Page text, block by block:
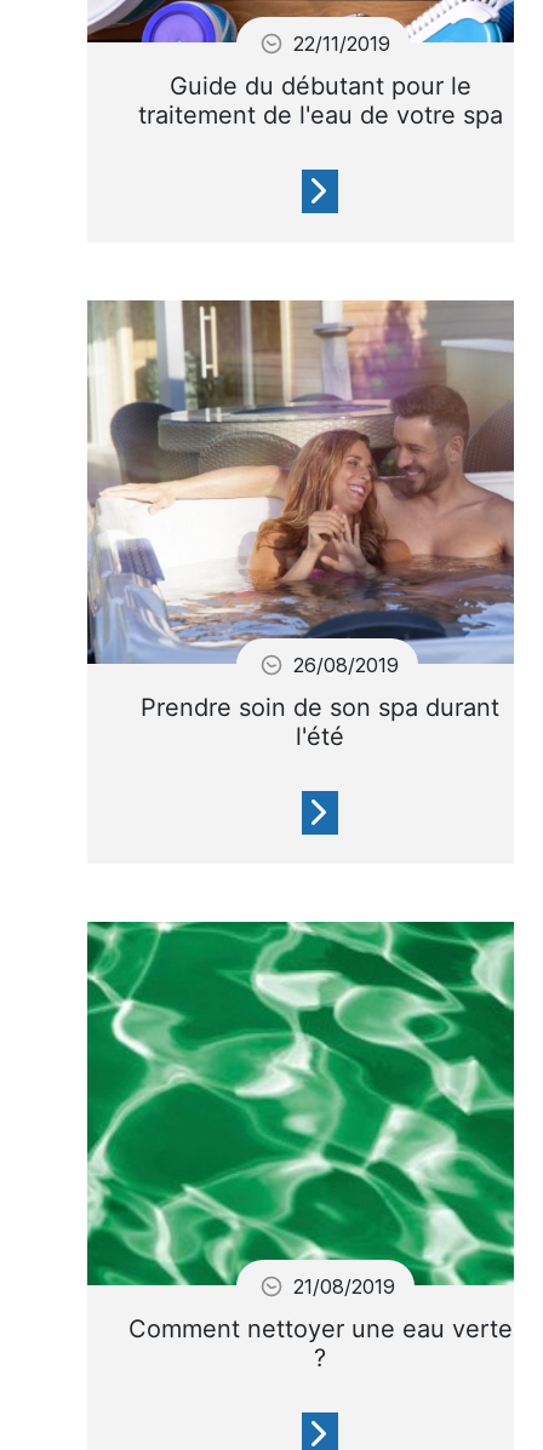
Guide du débutant pour le
traitement de l'eau de votre spa
Nouveau dans le monde du
spa, ne vous inquiétez pas !
Voilà le guide pratique sur le
traitement de l'eau qui vous
aidera à commencer.
22/11/2019
Prendre soin de son spa durant
l'été
Cet été vous souhaitez
profiter de votre Spa ?
Découvrez les 5 gestes pour
garder votre spa au top !
26/08/2019
Comment nettoyer une eau verte
?
21/08/2019